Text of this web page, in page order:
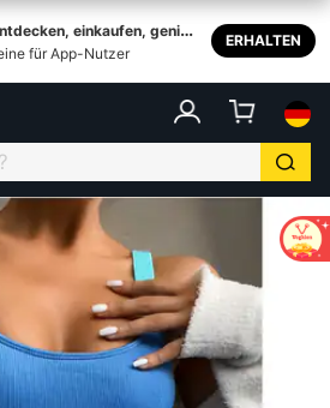
einkaufen, genieß
für App-Nutzer
ERHALTEN